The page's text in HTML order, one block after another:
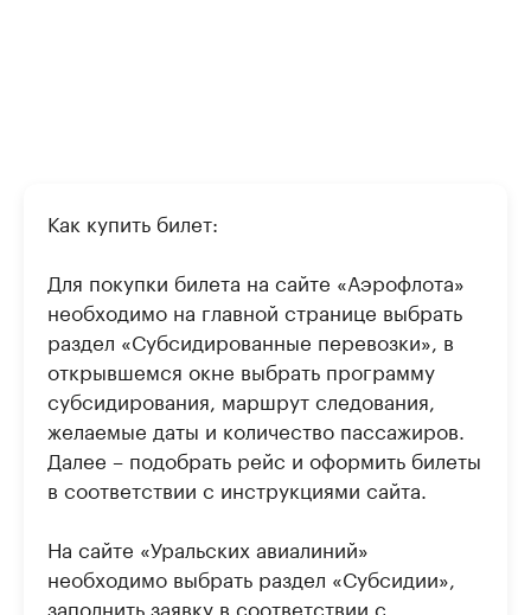
Как купить билет:
Для покупки билета на сайте «Аэрофлота»
необходимо на главной странице выбрать
раздел «Субсидированные перевозки», в
открывшемся окне выбрать программу
субсидирования, маршрут следования,
желаемые даты и количество пассажиров.
Далее – подобрать рейс и оформить билеты
в соответствии с инструкциями сайта.
На сайте «Уральских авиалиний»
необходимо выбрать раздел «Субсидии»,
заполнить заявку в соответствии с